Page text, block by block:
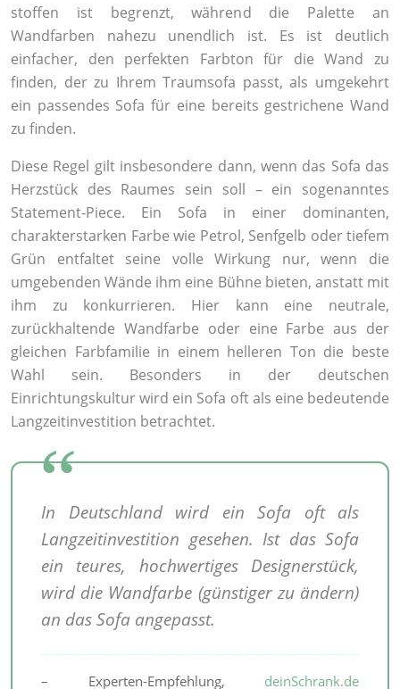
stoffen ist begrenzt, während die Palette an
Wandfarben nahezu unendlich ist. Es ist deutlich
einfacher, den perfekten Farbton für die Wand zu
finden, der zu Ihrem Traumsofa passt, als umgekehrt
ein passendes Sofa für eine bereits gestrichene Wand
zu finden.
Diese Regel gilt insbesondere dann, wenn das Sofa das
Herzstück des Raumes sein soll – ein sogenanntes
Statement-Piece. Ein Sofa in einer dominanten,
charakterstarken Farbe wie Petrol, Senfgelb oder tiefem
Grün entfaltet seine volle Wirkung nur, wenn die
umgebenden Wände ihm eine Bühne bieten, anstatt mit
ihm zu konkurrieren. Hier kann eine neutrale,
zurückhaltende Wandfarbe oder eine Farbe aus der
gleichen Farbfamilie in einem helleren Ton die beste
Wahl sein. Besonders in der deutschen
Einrichtungskultur wird ein Sofa oft als eine bedeutende
Langzeitinvestition betrachtet.
In Deutschland wird ein Sofa oft als
Langzeitinvestition gesehen. Ist das Sofa
ein teures, hochwertiges Designerstück,
wird die Wandfarbe (günstiger zu ändern)
an das Sofa angepasst.
– Experten-Empfehlung, deinSchrank.de